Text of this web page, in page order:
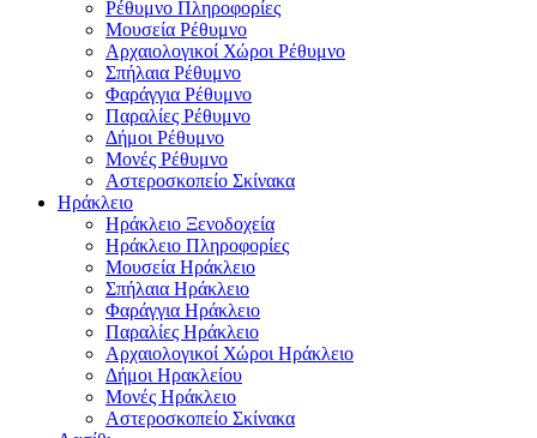
Ρέθυμνο Πληροφορίες
Μουσεία Ρέθυμνο
Αρχαιολογικοί Χώροι Ρέθυμνο
Σπήλαια Ρέθυμνο
Φαράγγια Ρέθυμνο
Παραλίες Ρέθυμνο
Δήμοι Ρέθυμνο
Μονές Ρέθυμνο
Αστεροσκοπείο Σκίνακα
Ηράκλειο
Ηράκλειο Ξενοδοχεία
Ηράκλειο Πληροφορίες
Μουσεία Ηράκλειο
Σπήλαια Ηράκλειο
Φαράγγια Ηράκλειο
Παραλίες Ηράκλειο
Αρχαιολογικοί Χώροι Ηράκλειο
Δήμοι Ηρακλείου
Μονές Ηράκλειο
Αστεροσκοπείο Σκίνακα